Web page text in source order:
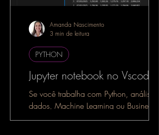
Jupyter notebook no Vscode
Se você trabalha com Python, análise de
dados, Machine Learning ou Business
Intelligence, é muito provável que já
PYTHON
Amanda Nascimento
3 min de leitura